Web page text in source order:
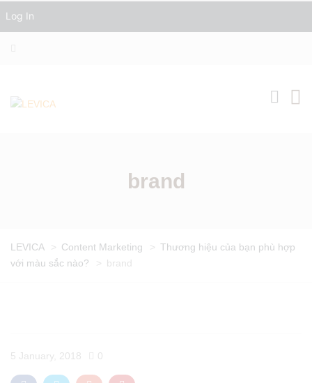
brand
LEVICA > Content Marketing > Thương hiệu của bạn phù hợp
với màu sắc nào?
> brand
5 January, 2018 0
Log In